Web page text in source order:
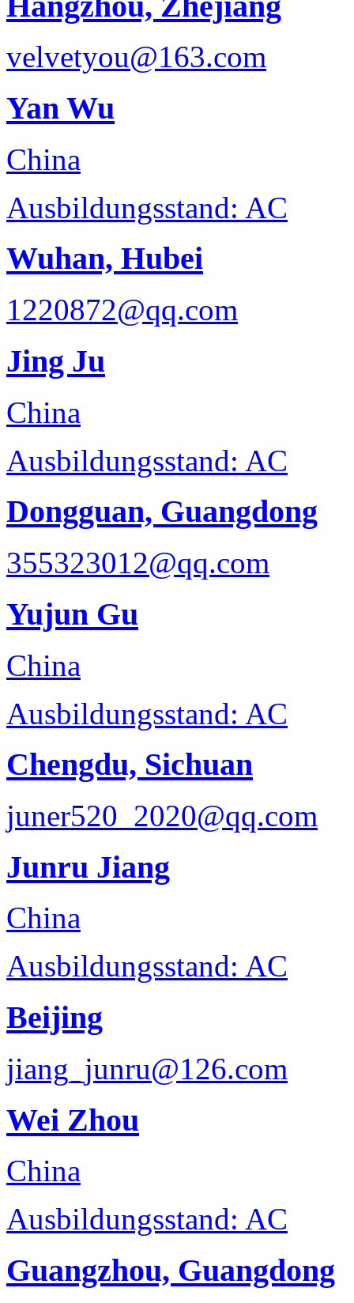
velvetyou@163.com
Yan Wu
China
Ausbildungsstand: AC
Wuhan, Hubei
1220872@qq.com
Jing Ju
China
Ausbildungsstand: AC
Dongguan, Guangdong
355323012@qq.com
Yujun Gu
China
Ausbildungsstand: AC
Chengdu, Sichuan
juner520_2020@qq.com
Junru Jiang
China
Ausbildungsstand: AC
Beijing
jiang_junru@126.com
Wei Zhou
China
Ausbildungsstand: AC
Guangzhou, Guangdong